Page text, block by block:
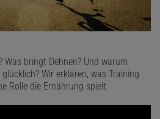
bringt Dehnen? Und warum
Wir erklären, was Training
Rolle die Ernährung spielt.